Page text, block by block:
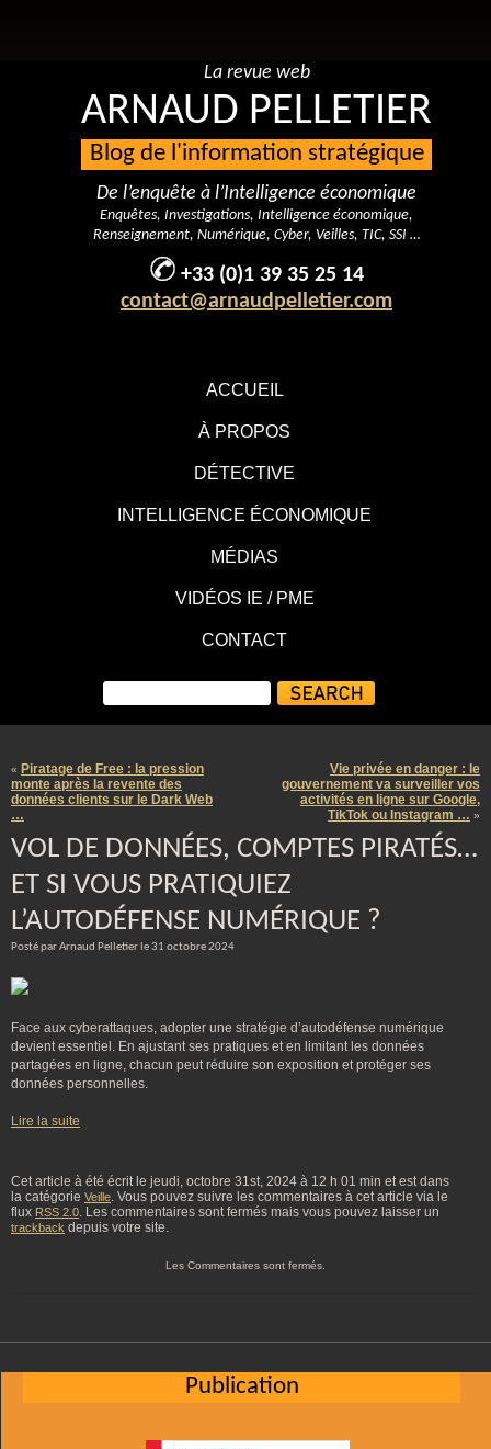
ACCUEIL
À PROPOS
DÉTECTIVE
INTELLIGENCE ÉCONOMIQUE
MÉDIAS
VIDÉOS IE / PME
CONTACT
La revue web
ARNAUD PELLETIER
Blog de l'information stratégique
De l’enquête à l’Intelligence économique
Enquêtes, Investigations, Intelligence économique,
Renseignement, Numérique, Cyber, Veilles, TIC, SSI …
+33 (0)1 39 35 25 14
contact@arnaudpelletier.com
« Piratage de Free : la pression
monte après la revente des
données clients sur le Dark Web
…
Vie privée en danger : le
gouvernement va surveiller vos
activités en ligne sur Google,
TikTok ou Instagram … »
VOL DE DONNÉES, COMPTES PIRATÉS…
ET SI VOUS PRATIQUIEZ
L’AUTODÉFENSE NUMÉRIQUE ?
Posté par Arnaud Pelletier le 31 octobre 2024
Face aux cyberattaques, adopter une stratégie d’autodéfense numérique
devient essentiel. En ajustant ses pratiques et en limitant les données
partagées en ligne, chacun peut réduire son exposition et protéger ses
données personnelles.
Lire la suite
Cet article à été écrit le jeudi, octobre 31st, 2024 à 12 h 01 min et est dans
la catégorie Veille. Vous pouvez suivre les commentaires à cet article via le
flux RSS 2.0. Les commentaires sont fermés mais vous pouvez laisser un
trackback depuis votre site.
Les Commentaires sont fermés.
Publication